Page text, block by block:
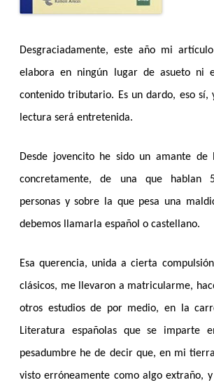
Desgraciadamente, este año mi
elabora en ningún lugar de asueto ni
contenido tributario. Es un dardo, eso sí,
lectura será entretenida.
Desde jovencito he sido un amante de
concretamente, de una que hablan
personas y sobre la que pesa una
debemos llamarla español o castellano.
Esa querencia, unida a cierta
clásicos, me llevaron a matricularme,
otros estudios de por medio, en la
Literatura españolas que se imparte
pesadumbre he de decir que, en mi
visto erróneamente como algo extraño,